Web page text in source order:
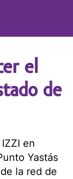
el
de
en
Yastás
la red de